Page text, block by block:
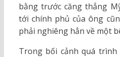
bằng trước căng thẳng
tới chính phủ của ông
phải nghiêng hẳn về một
Trong bối cảnh quá